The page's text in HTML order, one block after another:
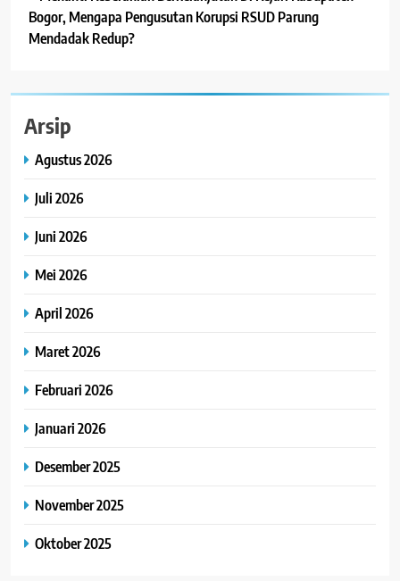
Bogor, Mengapa Pengusutan Korupsi RSUD Parung
Mendadak Redup?
Arsip
Agustus 2026
Juli 2026
Juni 2026
Mei 2026
April 2026
Maret 2026
Februari 2026
Januari 2026
Desember 2025
November 2025
Oktober 2025